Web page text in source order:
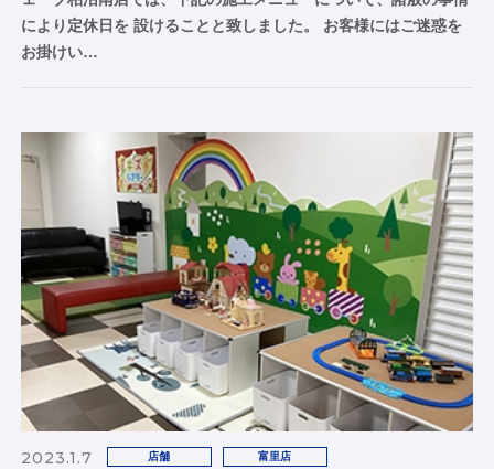
により定休日を 設けることと致しました。 お客様にはご迷惑を
お掛けい…
2023.1.7 店舗 富里店